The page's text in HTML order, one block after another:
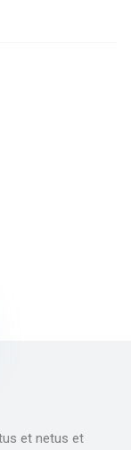
et netus et